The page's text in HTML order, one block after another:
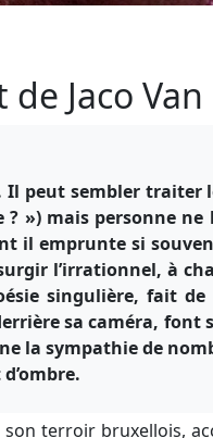
Jaco
Il peut sembler traiter
») mais personne ne
il emprunte si
l’irrationnel, à
singulière, fait de
sa caméra, font
la sympathie de
terroir bruxellois,